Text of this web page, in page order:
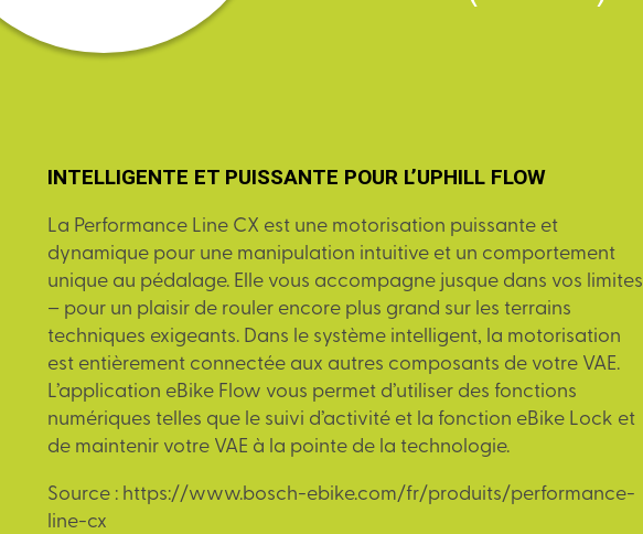
INTELLIGENTE ET PUISSANTE POUR L’UPHILL FLOW
La Performance Line CX est une motorisation puissante et
dynamique pour une manipulation intuitive et un comportement
unique au pédalage. Elle vous accompagne jusque dans vos limites
– pour un plaisir de rouler encore plus grand sur les terrains
techniques exigeants. Dans le système intelligent, la motorisation
est entièrement connectée aux autres composants de votre VAE.
L’application eBike Flow vous permet d’utiliser des fonctions
numériques telles que le suivi d’activité et la fonction eBike Lock et
de maintenir votre VAE à la pointe de la technologie.
Source : https://www.bosch-ebike.com/fr/produits/performance-
line-cx